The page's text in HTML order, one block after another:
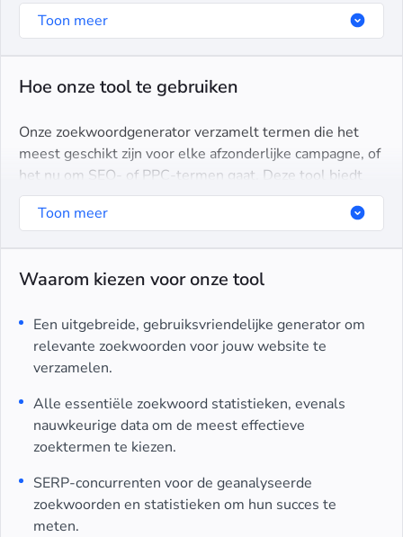
filtermogelijkheden.
Toon meer
Hoe onze tool te gebruiken
Onze zoekwoordgeneratorverzamelt termen die het
meest geschikt zijn voor elke afzonderlijke campagne, of
het nu om SEO- of PPC-termen gaat. Deze tool biedt
ook alle benodigde gegevens en statistieken, zodat je
geen giswerk hoeft te doen.
Toon meer
Waarom kiezen voor onze tool
Een uitgebreide, gebruiksvriendelijke generator om
relevante zoekwoorden voor jouw website te
verzamelen.
Alle essentiële zoekwoord statistieken, evenals
nauwkeurige data om de meest effectieve
zoektermen te kiezen.
SERP-concurrenten voor de geanalyseerde
zoekwoorden en statistieken om hun succes te
meten.